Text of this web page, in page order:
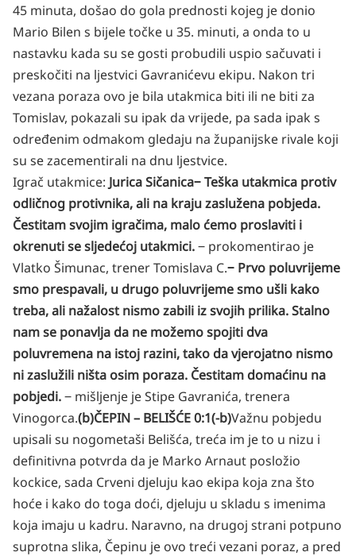
45 minuta, došao do gola prednosti kojeg je donio
Mario Bilen s bijele točke u 35. minuti, a onda to u
nastavku kada su se gosti probudili uspio sačuvati i
preskočiti na ljestvici Gavranićevu ekipu. Nakon tri
vezana poraza ovo je bila utakmica biti ili ne biti za
Tomislav, pokazali su ipak da vrijede, pa sada ipak s
određenim odmakom gledaju na županijske rivale koji
su se zacementirali na dnu ljestvice.
Igrač utakmice: Jurica Sičanica‒ Teška utakmica protiv
odličnog protivnika, ali na kraju zaslužena pobjeda.
Čestitam svojim igračima, malo ćemo proslaviti i
okrenuti se sljedećoj utakmici.‒ prokomentirao je
Vlatko Šimunac, trener Tomislava C.‒ Prvo poluvrijeme
smo prespavali, u drugo poluvrijeme smo ušli kako
treba, ali nažalost nismo zabili iz svojih prilika. Stalno
nam se ponavlja da ne možemo spojiti dva
poluvremena na istoj razini, tako da vjerojatno nismo
ni zaslužili ništa osim poraza. Čestitam domaćinu na
pobjedi.‒ mišljenje je Stipe Gavranića, trenera
Vinogorca.(b)ČEPIN – BELIŠĆE 0:1(-b)Važnu pobjedu
upisali su nogometaši Belišća, treća im je to u nizu i
definitivna potvrda da je Marko Arnaut posložio
kockice, sada Crveni djeluju kao ekipa koja zna što
hoće i kako do toga doći, djeluju u skladu s imenima
koja imaju u kadru. Naravno, na drugoj strani potpuno
suprotna slika, Čepinu je ovo treći vezani poraz, a pred